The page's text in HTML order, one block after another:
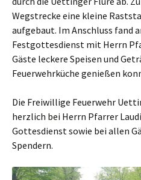
Wegstrecke eine kleine
aufgebaut. Im Anschluss fand
Festgottesdienst mit Herrn
Gäste leckere Speisen und
Feuerwehrküche genießen
Die Freiwillige Feuerwehr
herzlich bei Herrn Pfarrer
Gottesdienst sowie bei allen
Spendern.